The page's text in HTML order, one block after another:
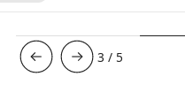
3 / 5